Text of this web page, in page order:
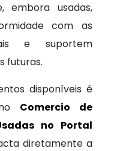
embora usadas,
com as
e suportem
futuras.
disponíveis é
Comercio de
no Portal
diretamente a